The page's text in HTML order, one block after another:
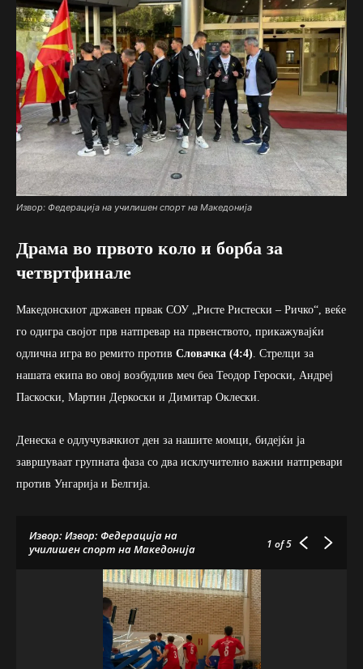
Извор: Федерација на училишен спорт на Македонија
Драма во првото коло и борба за
четвртфинале
Македонскиот државен првак СОУ „Ристе Ристески – Ричко“, веќе
го одигра својот прв натпревар на првенството, прикажувајќи
одлична игра во ремито против Словачка (4:4) . Стрелци за
нашата екипа во овој возбудлив меч беа Теодор Героски, Андреј
Паскоски, Мартин Деркоски и Димитар Оклески.
Денеска е одлучувачкиот ден за нашите момци, бидејќи ја
завршуваат групната фаза со два исклучително важни натпревари
против Унгарија и Белгија.
Извор: Извор: Федерација на
училишен спорт на Македонија
1 of 5